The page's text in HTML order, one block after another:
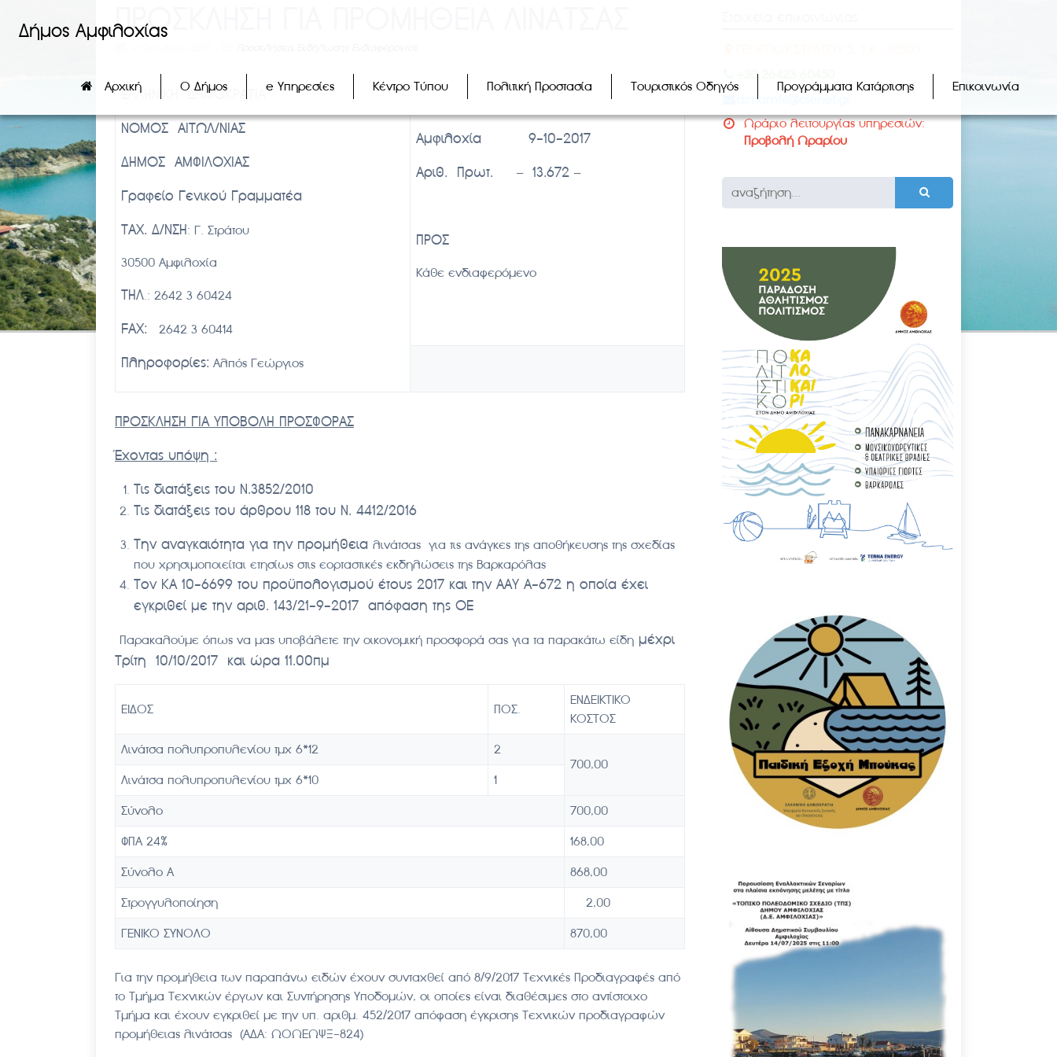
Δήμος Αμφιλοχίας
Αρχική Ο Δήμος e Υπηρεσίες Κέντρο Τύπου Πολιτική Προστασία Τουριστικός Οδηγός Προγράμματα Κατάρτισης Επικοινωνία
ΠΡΟΣΚΛΗΣΗ ΓΙΑ ΠΡΟΜΗΘΕΙΑ ΛΙΝΑΤΣΑΣ
ΕΛΛΗΝΙΚΗ ΔΗΜΟΚΡΑΤΙΑ
ΝΟΜΟΣ ΑΙΤΩΛ/ΝΙΑΣ
ΔΗΜΟΣ ΑΜΦΙΛΟΧΙΑΣ
Γραφείο Γενικού Γραμματέα
ΤΑΧ. Δ/ΝΣΗ: Γ. Στράτου
30500 Αμφιλοχία
ΤΗΛ.: 2642 3 60424
FAX: 2642 3 60414
Πληροφορίες: Αλπός Γεώργιος
Αμφιλοχία 9-10-2017
Αριθ. Πρωτ. – 13.672 –
ΠΡΟΣ
Κάθε ενδιαφερόμενο
ΠΡΟΣΚΛΗΣΗ ΓΙΑ ΥΠΟΒΟΛΗ ΠΡΟΣΦΟΡΑΣ
Έχοντας υπόψη :
Τις διατάξεις του Ν.3852/2010
Τις διατάξεις του άρθρου 118 του Ν. 4412/2016
Την αναγκαιότητα για την προμήθεια λινάτσας για τις ανάγκες της αποθήκευσης της σχεδίας
που χρησιμοποιείται ετησίως στις εορταστικές εκδηλώσεις της Βαρκαρόλας
Τον ΚΑ 10-6699 του προϋπολογισμού έτους 2017 και την ΑΑΥ Α-672 η οποία έχει
εγκριθεί με την αριθ. 143/21-9-2017 απόφαση της ΟΕ
Παρακαλούμε όπως να μας υποβάλετε την οικονομική προσφορά σας για τα παρακάτω είδη μέχρι
Τρίτη 10/10/2017 και ώρα 11.00πμ
ΕΙΔΟΣ ΠΟΣ.
ΕΝΔΕΙΚΤΙΚΟ
ΚΟΣΤΟΣ
Λινάτσα πολυπροπυλενίου τμχ 6*12
2
700,00
Λινάτσα πολυπροπυλενίου τμχ 6*10
1
Σύνολο 700,00
ΦΠΑ 24% 168,00
Σύνολο Α 868,00
Στρογγυλοποίηση 2,00
ΓΕΝΙΚΟ ΣΥΝΟΛΟ 870,00
Για την προμήθεια των παραπάνω ειδών έχουν συνταχθεί από 8/9/2017 Τεχνικές Προδιαγραφές από
το Τμήμα Τεχνικών έργων και Συντήρησης Υποδομών, οι οποίες είναι διαθέσιμες στο αντίστοιχο
Τμήμα και έχουν εγκριθεί με την υπ. αριθμ. 452/2017 απόφαση έγκρισης Τεχνικών προδιαγραφών
προμήθειας λινάτσας (ΑΔΑ: ΩΟΩΕΩΨΞ-824)
+30 26423 60450
dimamfil@otenet.gr
Ωράριο λειτουργίας υπηρεσιών:
Προβολή Ωραρίου